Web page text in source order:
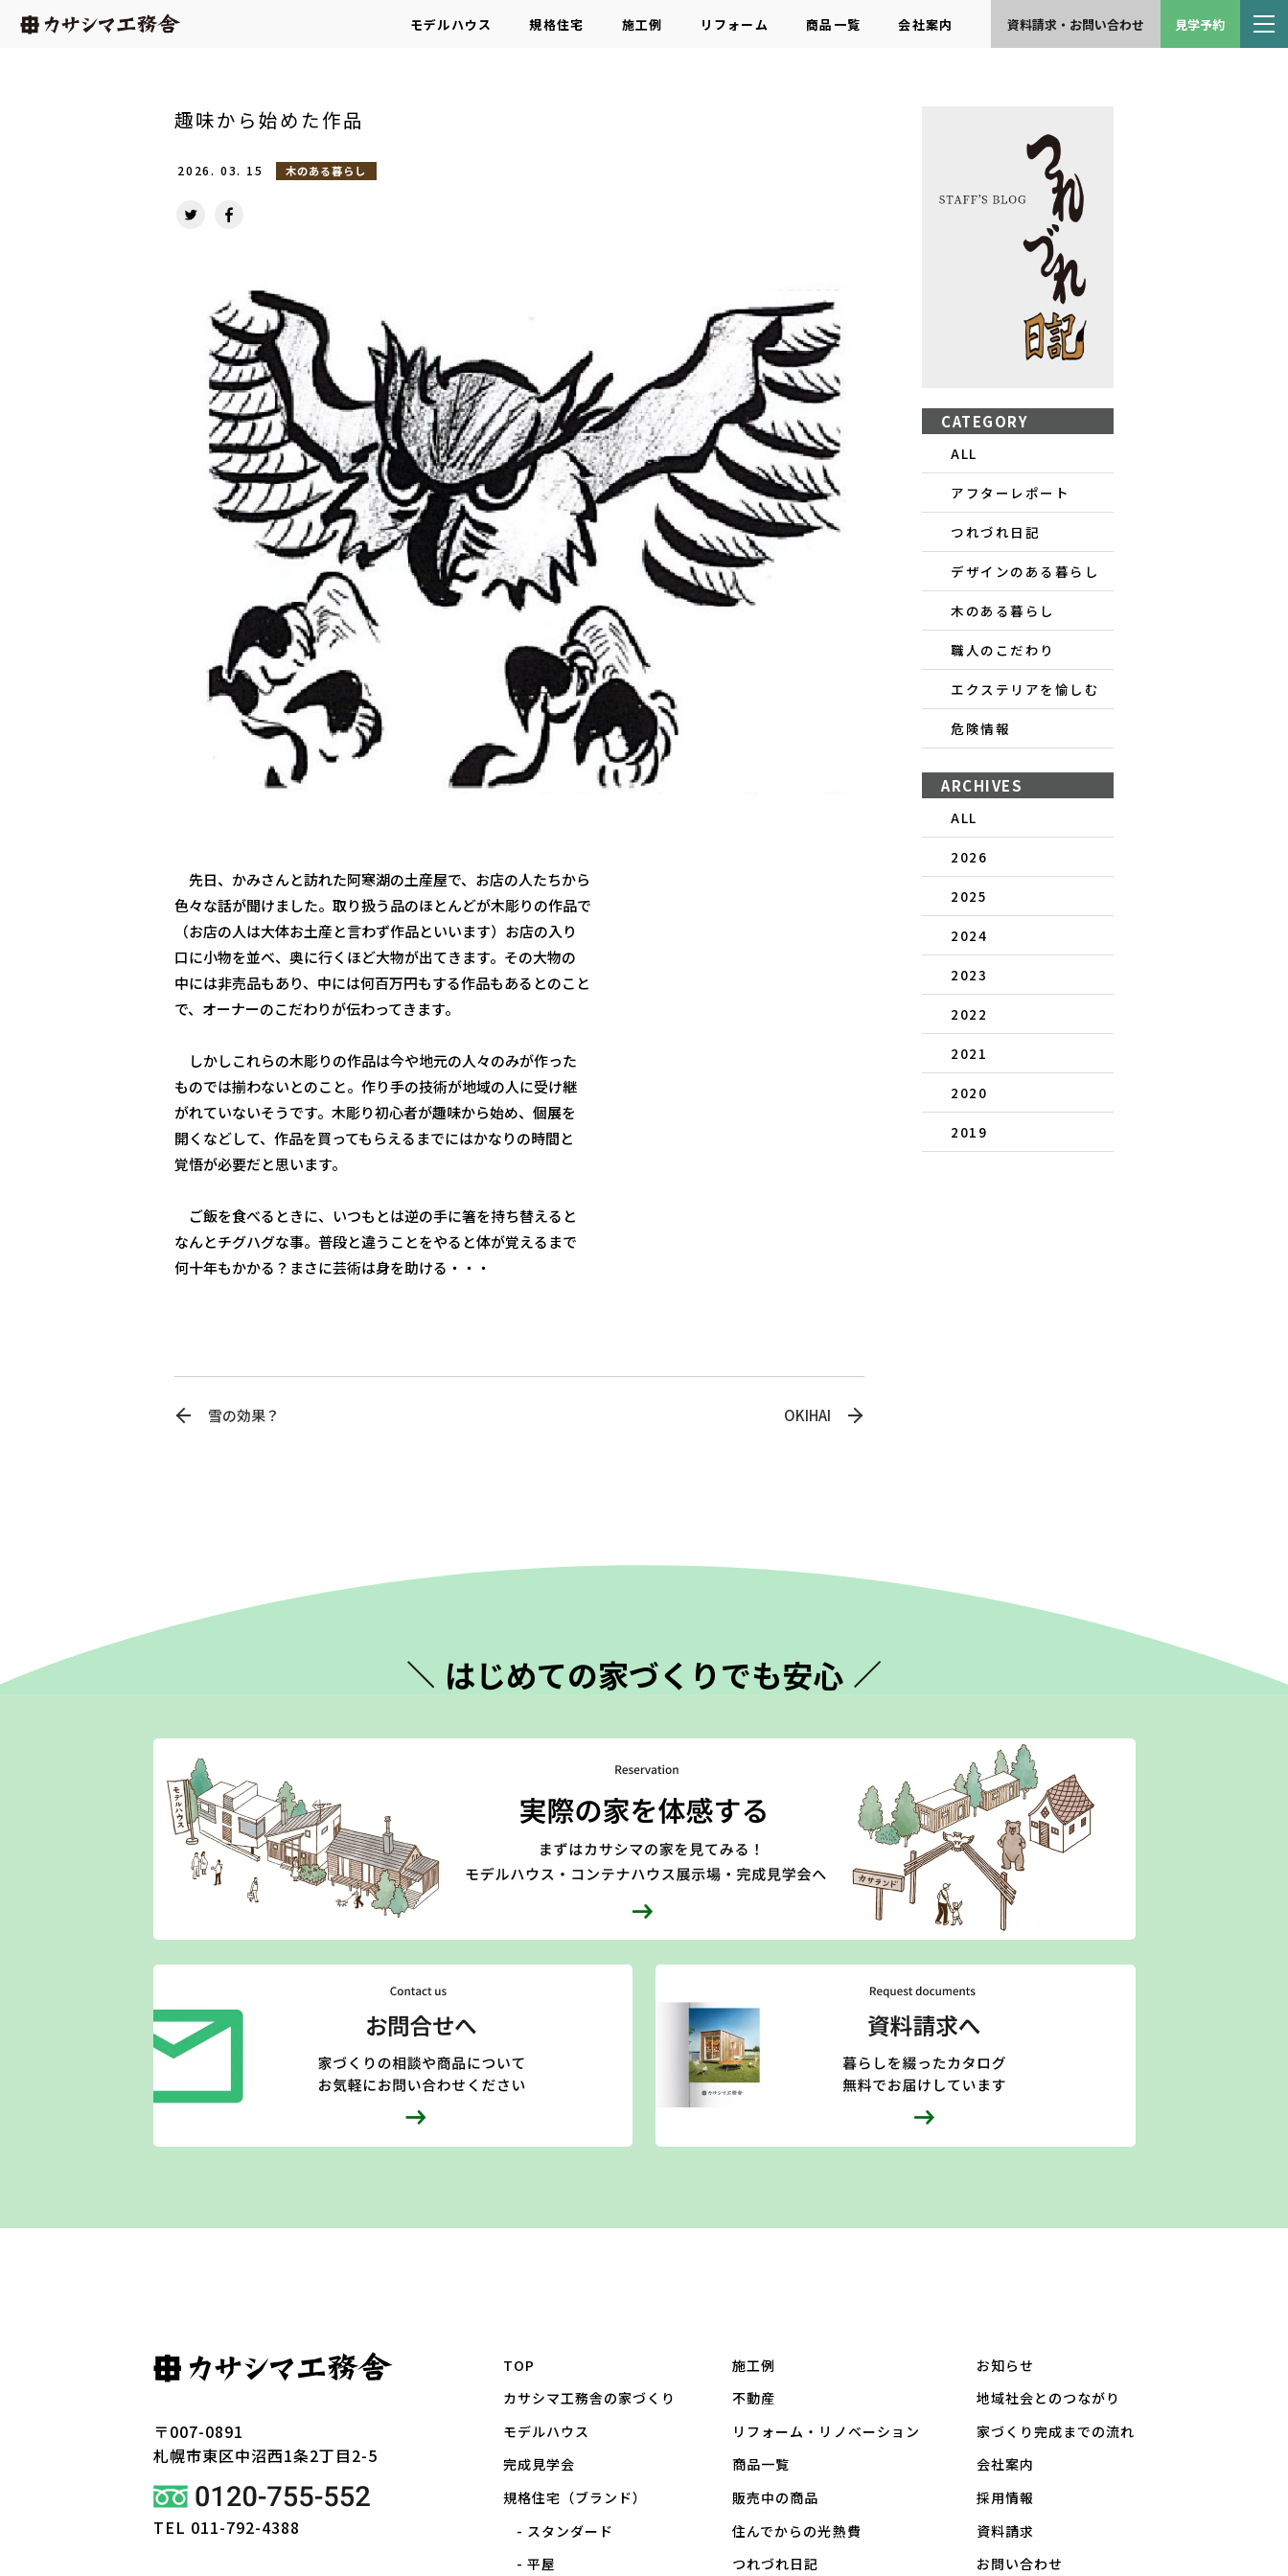
モデルハウス 規格住宅 施工例 リフォーム 商品一覧 会社案内
趣味から始めた作品
2026. 03. 15 木のある暮らし
先日、かみさんと訪れた阿寒湖の土産屋で、お店の人たちから
色々な話が聞けました。取り扱う品のほとんどが木彫りの作品で
（お店の人は大体お土産と言わず作品といいます）お店の入り
口に小物を並べ、奥に行くほど大物が出てきます。その大物の
中には非売品もあり、中には何百万円もする作品もあるとのこと
で、オーナーのこだわりが伝わってきます。
しかしこれらの木彫りの作品は今や地元の人々のみが作った
ものでは揃わないとのこと。作り手の技術が地域の人に受け継
がれていないそうです。木彫り初心者が趣味から始め、個展を
開くなどして、作品を買ってもらえるまでにはかなりの時間と
覚悟が必要だと思います。
ご飯を食べるときに、いつもとは逆の手に箸を持ち替えると
なんとチグハグな事。普段と違うことをやると体が覚えるまで
何十年もかかる？まさに芸術は身を助ける・・・
雪の効果？ OKIHAI
CATEGORY
ALL
アフターレポート
つれづれ日記
デザインのある暮らし
木のある暮らし
職人のこだわり
エクステリアを愉しむ
危険情報
ARCHIVES
ALL
2026
2025
2024
2023
2022
2021
2020
2019
はじめての家づくりでも安心
〒007-0891
札幌市東区中沼西1条2丁目2-5
TEL 011-792-4388
TOP
カサシマ工務舎の家づくり
モデルハウス
完成見学会
規格住宅（ブランド）
スタンダード
平屋
施工例
不動産
リフォーム・リノベーション
商品一覧
販売中の商品
住んでからの光熱費
つれづれ日記
お知らせ
地域社会とのつながり
家づくり完成までの流れ
会社案内
採用情報
資料請求
お問い合わせ
資料請求・お問い合わせ 見学予約